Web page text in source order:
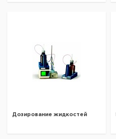
Дозирование жидкостей